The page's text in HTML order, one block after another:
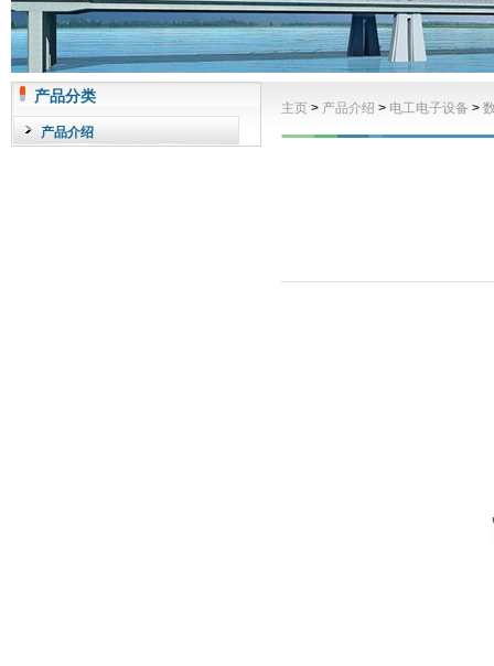
产品分类
产品介绍
主页 > 产品介绍 > 电工电子设备 >